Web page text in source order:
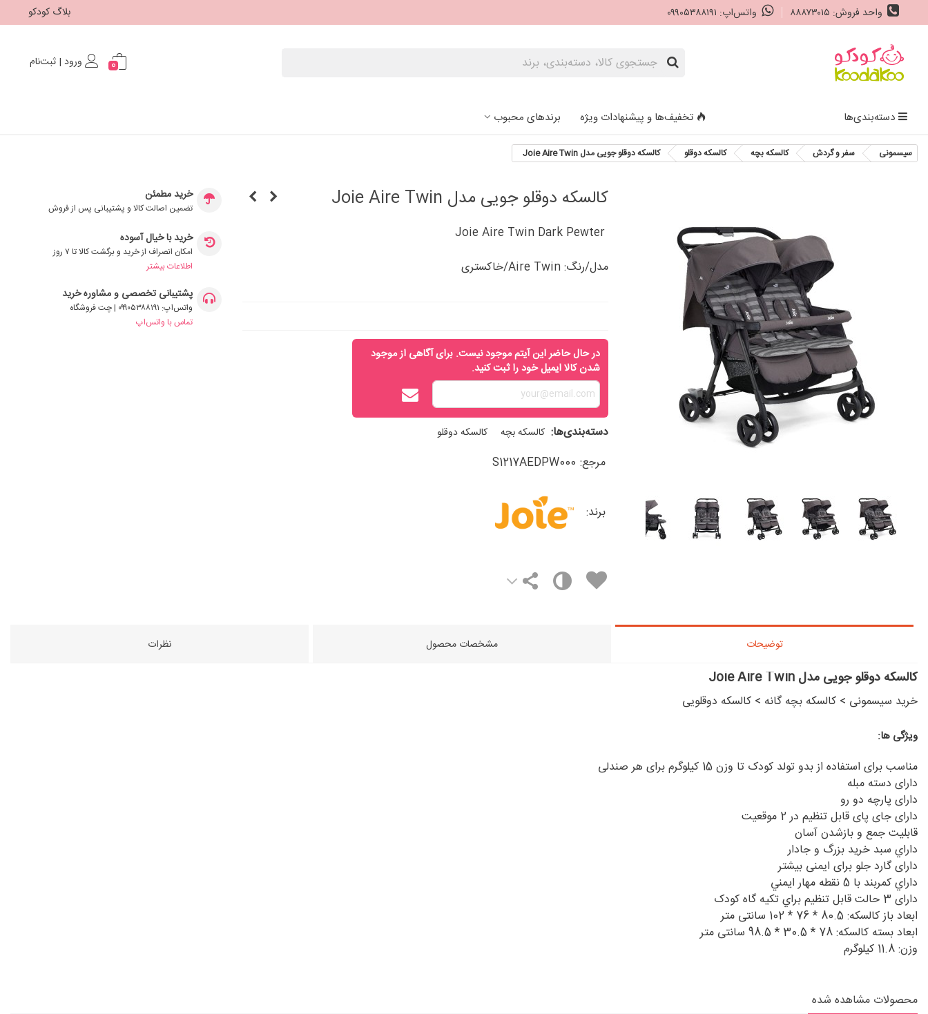
واحد فروش: ۸۸۸۷۳۰۱۵ واتس‌اپ: ۰۹۹۰۵۳۸۸۱۹۱ بلاگ کودکو
0 ورود | ثبت‌نام
دسته‌بندی‌ها تخفیف‌ها و پیشنهادات ویژه برندهای محبوب
سیسمونی سفر و گردش کالسکه بچه کالسکه دوقلو کالسکه دوقلو جویی مدل Joie Aire Twin
کالسکه دوقلو جویی مدل Joie Aire Twin
مدل/رنگ: Aire Twin/خاکستری
در حال حاضر این آیتم موجود نیست. برای آگاهی از موجود
شدن کالا ایمیل خود را ثبت کنید.
دسته‌بندی‌ها: کالسکه بچه کالسکه دوقلو
مرجع: S1217AEDPW000
برند:
خرید مطمئن
تضمین اصالت کالا و پشتیبانی پس از فروش
خرید با خیال آسوده
امکان انصراف از خرید و برگشت کالا تا ۷ روز
اطلاعات بیشتر
پشتیبانی تخصصی و مشاوره خرید
واتس‌اپ: ۰۹۹۰۵۳۸۸۱۹۱ | چت فروشگاه
تماس با واتس‌اپ
توضیحات مشخصات محصول نظرات
کالسکه دوقلو جویی مدل Joie Aire Twin
خرید سیسمونی > کالسکه بچه گانه > کالسکه دوقلویی
ویژگی ها:
مناسب برای استفاده از بدو تولد کودک تا وزن 15 کیلوگرم برای هر صندلی
دارای دسته مبله
دارای پارچه دو رو
دارای جای پای قابل تنظیم در 2 موقعیت
قابلیت جمع و بازشدن آسان
داراي سبد خريد بزرگ و جادار
دارای گارد جلو برای ایمنی بیشتر
داراي كمربند با 5 نقطه مهار ايمني
دارای 3 حالت قابل تنظيم براي تكيه گاه كودک
ابعاد باز کالسکه: 80.5 * 76 * 102 سانتی متر
ابعاد بسته کالسکه: 78 * 30.5 * 98.5 سانتی متر
وزن: 11.8 کیلوگرم
محصولات مشاهده شده